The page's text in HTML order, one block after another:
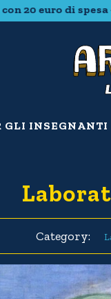
-
GLI INSEGNANTI
Category: